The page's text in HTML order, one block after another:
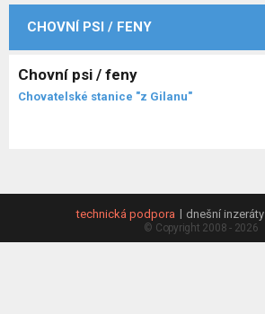
CHOVNÍ PSI / FENY
Chovní psi / feny
Chovatelské stanice "z Gilanu"
technická podpora dnešní inzeráty
© Copyright 2008 - 2026